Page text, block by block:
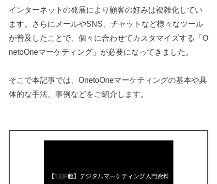
インターネットの発展により顧客の好みは複雑化してい
ます。さらにメールやSNS、チャットなど様々なツール
が普及したことで、個々に合わせてカスタマイズする「O
netoOneマーケティング」が必要になってきました。
そこで本記事では、OnetoOneマーケティングの基本や具
体的な手法、事例などをご紹介します。